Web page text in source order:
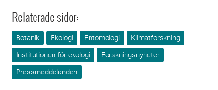
Relaterade sidor:
Botanik Ekologi Entomologi
Klimatforskning
Institutionen för ekologi
Forskningsnyheter
Pressmeddelanden